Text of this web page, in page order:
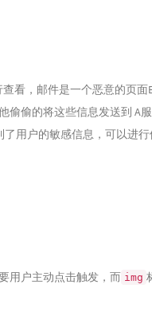
看，邮件是一个恶意的页面
偷偷的将这些信息发送到 A
用户的敏感信息，可以进
用户主动点击触发，而 img